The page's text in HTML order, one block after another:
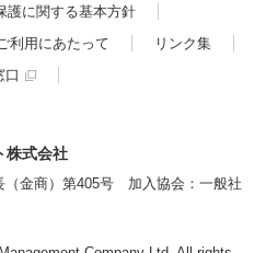
護に関する基本方針
利用にあたって
リンク集
口
株式会社
金商）第405号 加入協会：一般社